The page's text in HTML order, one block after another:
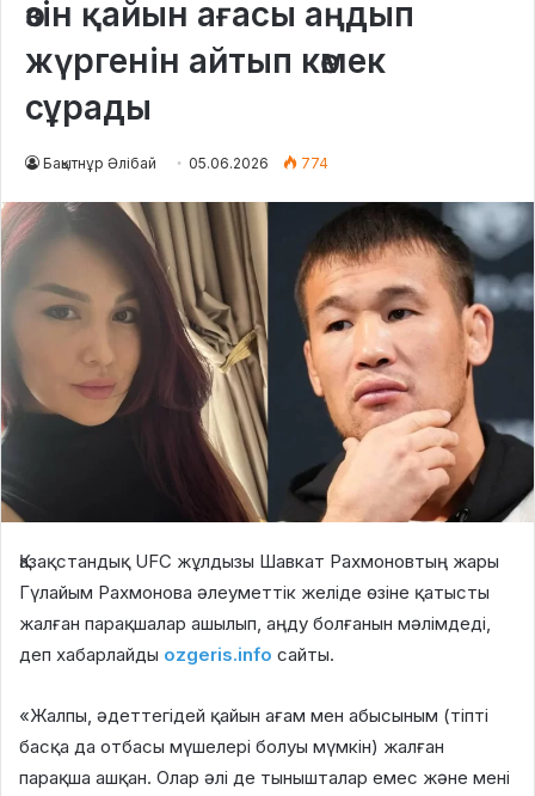
өзін қайын ағасы аңдып
жүргенін айтып көмек
сұрады
Бақытнұр Әлібай 05.06.2026 774
Қазақстандық UFC жұлдызы Шавкат Рахмоновтың жары
Гүлайым Рахмонова әлеуметтік желіде өзіне қатысты
жалған парақшалар ашылып, аңду болғанын мәлімдеді,
деп хабарлайды ozgeris.info сайты.
«Жалпы, әдеттегідей қайын ағам мен абысыным (тіпті
басқа да отбасы мүшелері болуы мүмкін) жалған
парақша ашқан. Олар әлі де тынышталар емес және мені